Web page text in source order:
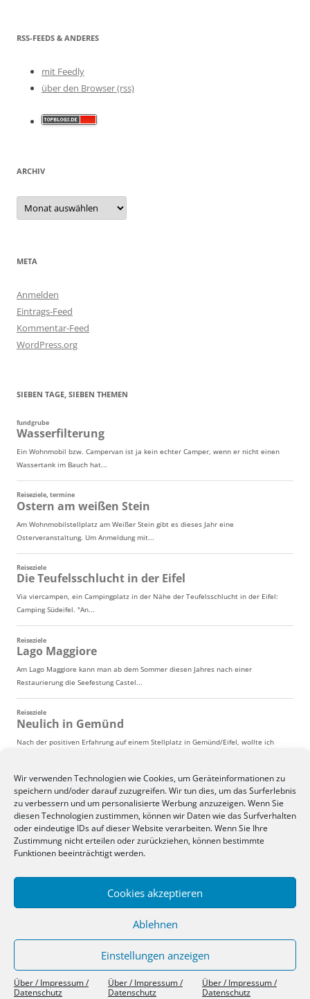
Wir verwenden Technologien wie Cookies, um Geräteinformationen zu
speichern und/oder darauf zuzugreifen. Wir tun dies, um das Surferlebnis
zu verbessern und um personalisierte Werbung anzuzeigen. Wenn Sie
diesen Technologien zustimmen, können wir Daten wie das Surfverhalten
oder eindeutige IDs auf dieser Website verarbeiten. Wenn Sie Ihre
Zustimmung nicht erteilen oder zurückziehen, können bestimmte
Funktionen beeinträchtigt werden.
Cookies akzeptieren
Ablehnen
Einstellungen anzeigen
Über / Impressum /
Datenschutz
Über / Impressum /
Datenschutz
Über / Impressum /
Datenschutz
RSS-FEEDS & ANDERES
mit Feedly
über den Browser (rss)
ARCHIV
Archiv
META
Anmelden
Eintrags-Feed
Kommentar-Feed
WordPress.org
SIEBEN TAGE, SIEBEN THEMEN
Über / Impressum / Datenschutz Stolz präsentiert von WordPress